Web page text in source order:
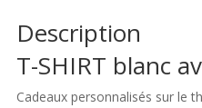
Description
T-SHIRT blanc
Cadeaux personnalisés sur le